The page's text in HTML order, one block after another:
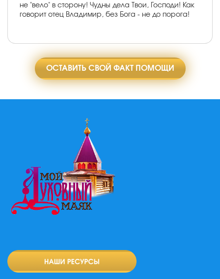
не "вело" в сторону! Чудны дела Твои, Господи! Как
говорит отец Владимир, без Бога - не до порога!
ОСТАВИТЬ СВОЙ ФАКТ ПОМОЩИ